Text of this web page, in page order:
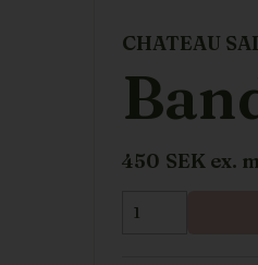
CHATEAU
450 SEK ex.